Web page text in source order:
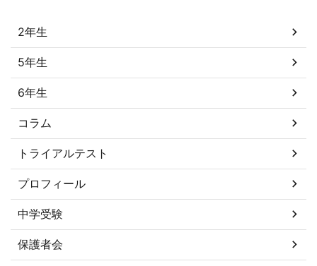
2年生
5年生
6年生
コラム
トライアルテスト
プロフィール
中学受験
保護者会